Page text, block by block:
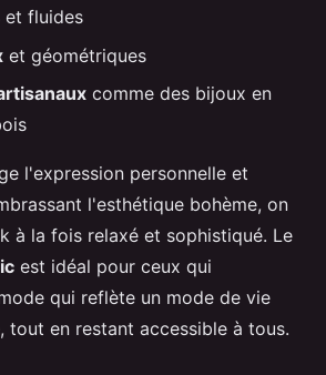
et fluides
et géométriques
comme des bijoux en
l'expression personnelle et
l'esthétique bohème, on
à la fois relaxé et sophistiqué. Le
est idéal pour ceux qui
qui reflète un mode de vie
tout en restant accessible à tous.